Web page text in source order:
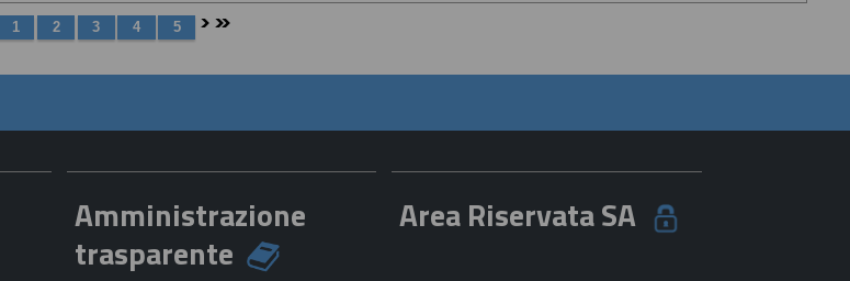
Amministrazione
trasparente
Area Riservata SA